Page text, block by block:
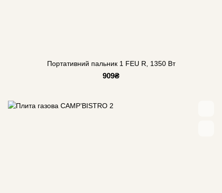
Портативний пальник 1 FEU R, 1350 Вт
909₴